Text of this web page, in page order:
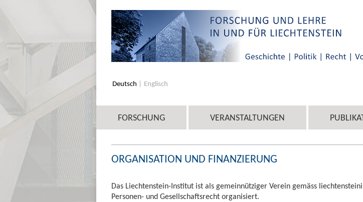
Deutsch Englisch
FORSCHUNG VERANSTALTUNGEN
ORGANISATION UND FINANZIERUNG
Das Liechtenstein-Institut ist als gemeinnütziger Verein gemäss
Personen- und Gesellschaftsrecht organisiert.